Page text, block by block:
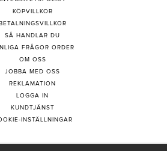
KÖPVILLKOR
BETALNINGSVILLKOR
SÅ HANDLAR DU
FRÅGOR ORDER
OM OSS
JOBBA MED OSS
REKLAMATION
LOGGA IN
KUNDTJÄNST
INSTÄLLNINGAR